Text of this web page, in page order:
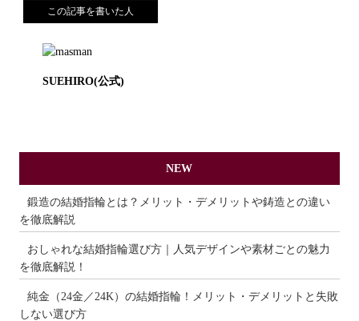
この記事を書いた人
SUEHIRO(公式)
NEW
鍛造の結婚指輪とは？メリット・デメリットや鋳造との違い
を徹底解説
おしゃれな結婚指輪選び方｜人気デザインや素材ごとの魅力
を徹底解説！
純金（24金／24K）の結婚指輪！メリット・デメリットと失敗
しない選び方